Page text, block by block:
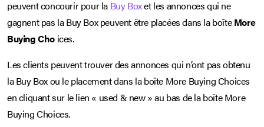
peuvent concourir pour la Buy Boxet les annonces qui ne
gagnent pas la Buy Box peuvent être placées dans la boîteMore
Buying Cho ices.
Les clients peuvent trouver des annonces qui n’ont pas obtenu
la Buy Box ou le placement dans la boîte More Buying Choices
en cliquant sur le lien « used & new » au bas de la boîte More
Buying Choices.